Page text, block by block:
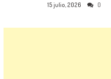
15 julio, 2026 0